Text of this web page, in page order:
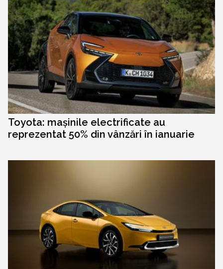
Toyota: mașinile electrificate au
reprezentat 50% din vânzări în ianuarie